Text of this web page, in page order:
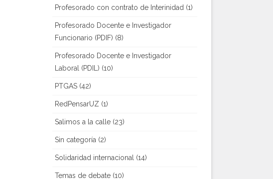
Profesorado con contrato de Interinidad(1)
Profesorado Docente e Investigador
Funcionario (PDIF) (8)
Profesorado Docente e Investigador
Laboral (PDIL) (10)
PTGAS(42)
RedPensarUZ (1)
Salimos a la calle(23)
Sin categoría(2)
Solidaridad internacional(14)
Temas de debate(10)